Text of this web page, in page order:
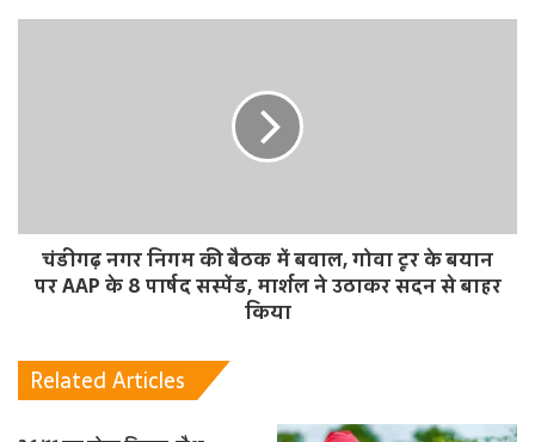
चंडीगढ़ नगर निगम की बैठक में बवाल, गोवा टूर के बयान
पर AAP के 8 पार्षद सस्पेंड, मार्शल ने उठाकर सदन से बाहर
किया
Related Articles